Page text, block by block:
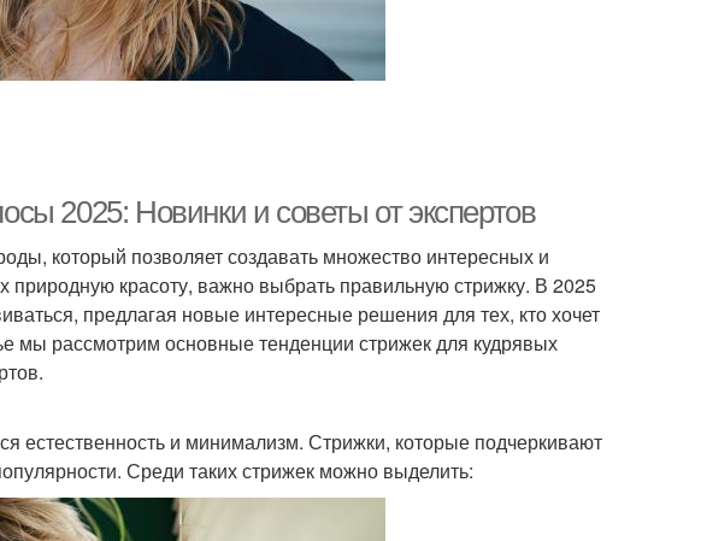
2025: Новинки и советы от экспертов
который позволяет создавать множество интересных и
природную красоту, важно выбрать правильную стрижку. В 2025
предлагая новые интересные решения для тех, кто хочет
мы рассмотрим основные тенденции стрижек для кудрявых
естественность и минимализм. Стрижки, которые подчеркивают
Среди таких стрижек можно выделить: